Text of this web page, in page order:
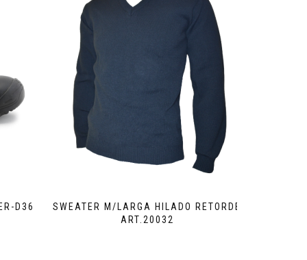
D36
SWEATER M/LARGA HILADO RETORDE
ART.20032